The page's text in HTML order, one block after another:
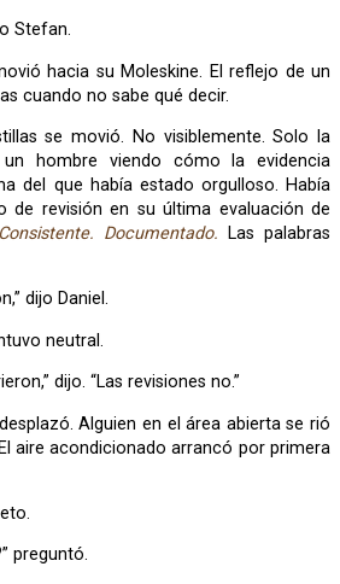
Stefan.
cuando no sabe qué decir.
hombre viendo cómo la evidencia
del que había estado orgulloso. Había
de revisión en su última evaluación de
Documentado. Las palabras
dijo Daniel.
neutral.
dijo. “Las revisiones no.”
aire acondicionado arrancó por primera
preguntó.